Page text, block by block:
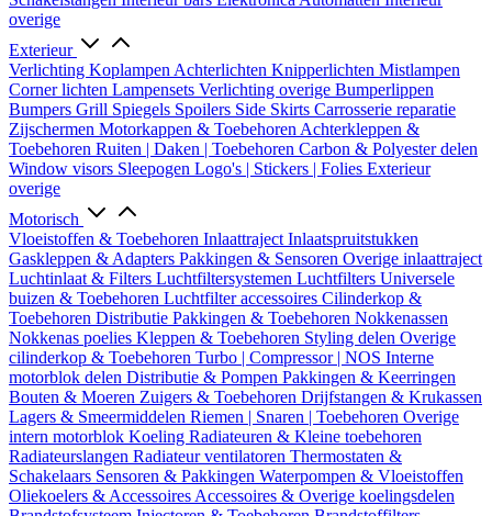
overige
Exterieur
Verlichting Koplampen Achterlichten Knipperlichten Mistlampen
Corner lichten Lampensets Verlichting overige Bumperlippen
Bumpers Grill Spiegels Spoilers Side Skirts Carrosserie reparatie
Zijschermen Motorkappen & Toebehoren Achterkleppen &
Toebehoren Ruiten | Daken | Toebehoren Carbon & Polyester delen
Window visors Sleepogen Logo's | Stickers | Folies Exterieur
overige
Motorisch
Vloeistoffen & Toebehoren Inlaattraject Inlaatspruitstukken
Gaskleppen & Adapters Pakkingen & Sensoren Overige inlaattraject
Luchtinlaat & Filters Luchtfiltersystemen Luchtfilters Universele
buizen & Toebehoren Luchtfilter accessoires Cilinderkop &
Toebehoren Distributie Pakkingen & Toebehoren Nokkenassen
Nokkenas poelies Kleppen & Toebehoren Styling delen Overige
cilinderkop & Toebehoren Turbo | Compressor | NOS Interne
motorblok delen Distributie & Pompen Pakkingen & Keerringen
Bouten & Moeren Zuigers & Toebehoren Drijfstangen & Krukassen
Lagers & Smeermiddelen Riemen | Snaren | Toebehoren Overige
intern motorblok Koeling Radiateuren & Kleine toebehoren
Radiateurslangen Radiateur ventilatoren Thermostaten &
Schakelaars Sensoren & Pakkingen Waterpompen & Vloeistoffen
Oliekoelers & Accessoires Accessoires & Overige koelingsdelen